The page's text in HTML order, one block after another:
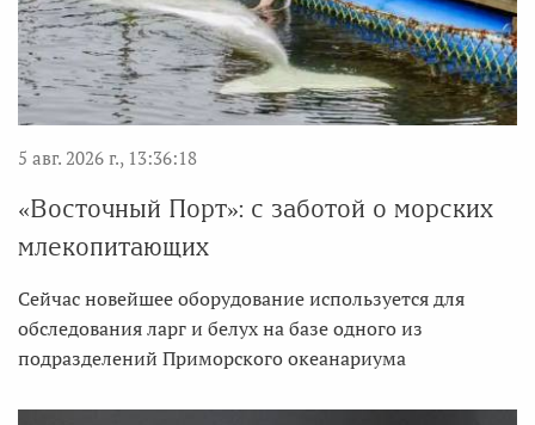
5 авг. 2026 г., 13:36:18
«Восточный Порт»: с заботой о морских
млекопитающих
Сейчас новейшее оборудование используется для
обследования ларг и белух на базе одного из
подразделений Приморского океанариума